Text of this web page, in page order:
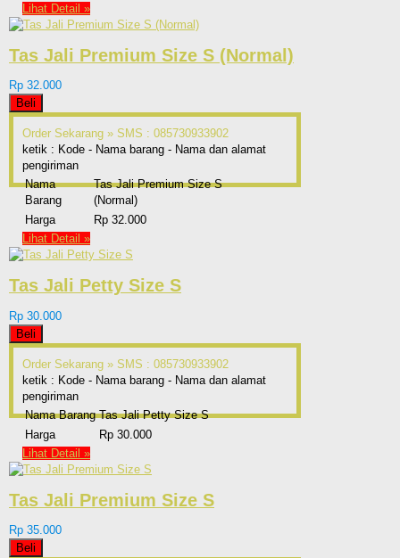
Lihat Detail »
Tas Jali Premium Size S (Normal)
Rp 32.000
Beli
Order Sekarang » SMS : 085730933902
ketik : Kode - Nama barang - Nama dan alamat
pengiriman
Nama
Barang
Tas Jali Premium Size S
(Normal)
Harga
Rp 32.000
Lihat Detail »
Tas Jali Petty Size S
Rp 30.000
Beli
Order Sekarang » SMS : 085730933902
ketik : Kode - Nama barang - Nama dan alamat
pengiriman
Nama Barang Tas Jali Petty Size S
Harga
Rp 30.000
Lihat Detail »
Tas Jali Premium Size S
Rp 35.000
Beli